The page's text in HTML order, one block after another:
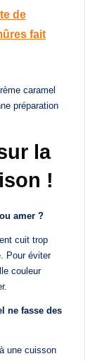
de
fait
caramel
préparation
la
!
amer ?
cuit trop
Pour éviter
couleur
ne fasse des
une cuisson